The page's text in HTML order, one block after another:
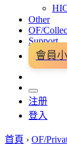
Other
OF/
Support
會員
注册
登入
首頁 › OF/